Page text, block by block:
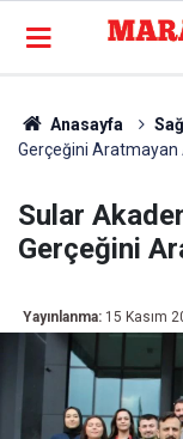
Anasayfa
Gerçeğini Aratmayan
Sular
Gerçeğini
Yayınlanma: 15 Kasım